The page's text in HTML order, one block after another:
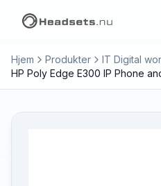
Hjem Produkter IT Digital
HP Poly Edge E300 IP Phone